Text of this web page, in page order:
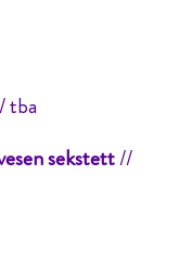
tba
sekstett//